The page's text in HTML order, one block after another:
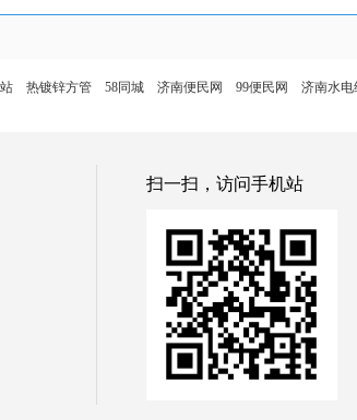
热镀锌方管 58同城 济南便民网 99便民网 济南水电
扫一扫，访问手机站